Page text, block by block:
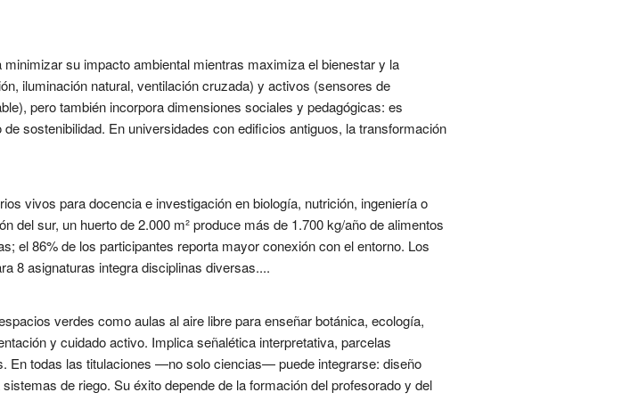
su impacto ambiental mientras maximiza el bienestar y la
iluminación natural, ventilación cruzada) y activos (sensores de
pero también incorpora dimensiones sociales y pedagógicas: es
sostenibilidad. En universidades con edificios antiguos, la transformación
vivos para docencia e investigación en biología, nutrición, ingeniería o
del sur, un huerto de 2.000 m² produce más de 1.700 kg/año de alimentos
el 86% de los participantes reporta mayor conexión con el entorno. Los
8 asignaturas integra disciplinas diversas....
verdes como aulas al aire libre para enseñar botánica, ecología,
y cuidado activo. Implica señalética interpretativa, parcelas
En todas las titulaciones —no solo ciencias— puede integrarse: diseño
de riego. Su éxito depende de la formación del profesorado y del